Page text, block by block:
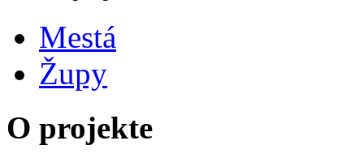
Mestá
Župy
O projekte